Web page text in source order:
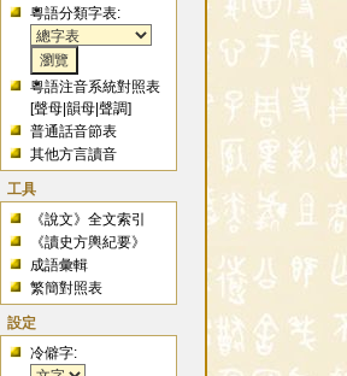
粵語分類字表:
粵語注音系統對照表
[聲母 |韻母 |聲調]
普通話音節表
其他方言讀音
工具
《說文》全文索引
《讀史方輿紀要》
成語彙輯
繁簡對照表
設定
冷僻字: